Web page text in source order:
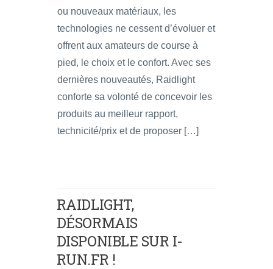
ou nouveaux matériaux, les
technologies ne cessent d’évoluer et
offrent aux amateurs de course à
pied, le choix et le confort. Avec ses
dernières nouveautés, Raidlight
conforte sa volonté de concevoir les
produits au meilleur rapport,
technicité/prix et de proposer […]
RAIDLIGHT,
DÉSORMAIS
DISPONIBLE SUR I-
RUN.FR !